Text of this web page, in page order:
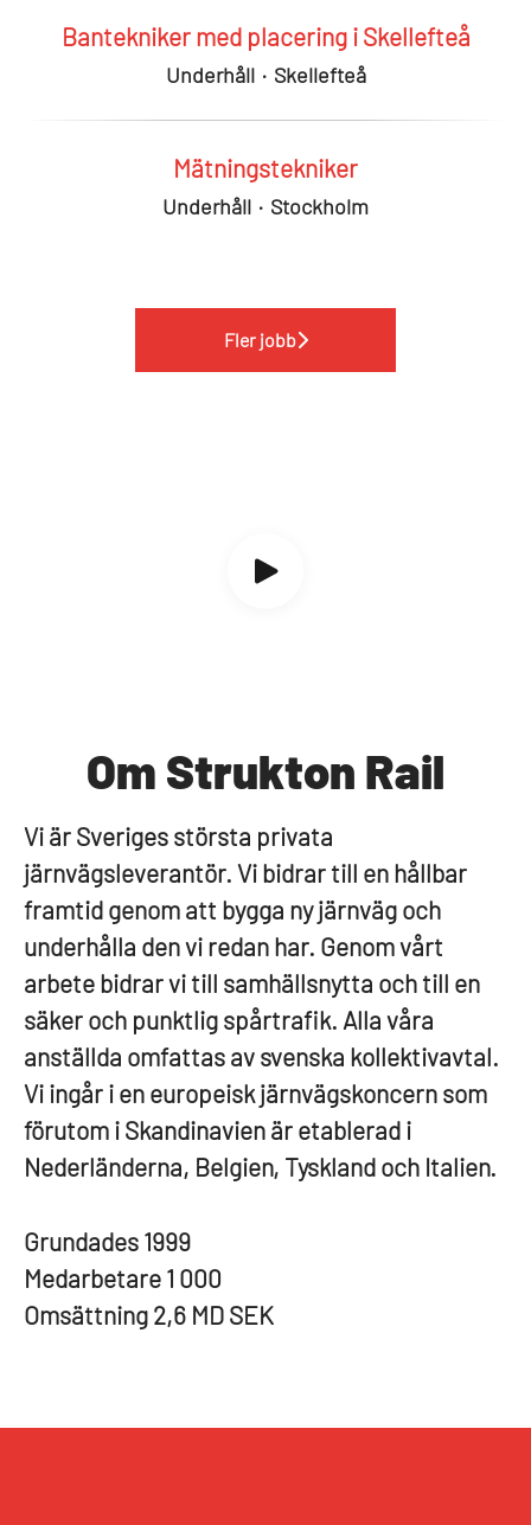
Bantekniker med placering i Skellefteå
Underhåll · Skellefteå
Mätningstekniker
Underhåll · Stockholm
Fler jobb
Om Strukton Rail
Vi är Sveriges största privata
järnvägsleverantör. Vi bidrar till en hållbar
framtid genom att bygga ny järnväg och
underhålla den vi redan har. Genom vårt
arbete bidrar vi till samhällsnytta och till en
säker och punktlig spårtrafik. Alla våra
anställda omfattas av svenska kollektivavtal.
Vi ingår i en europeisk järnvägskoncern som
förutom i Skandinavien är etablerad i
Nederländerna, Belgien, Tyskland och Italien.
Grundades 1999
Medarbetare 1 000
Omsättning 2,6 MD SEK